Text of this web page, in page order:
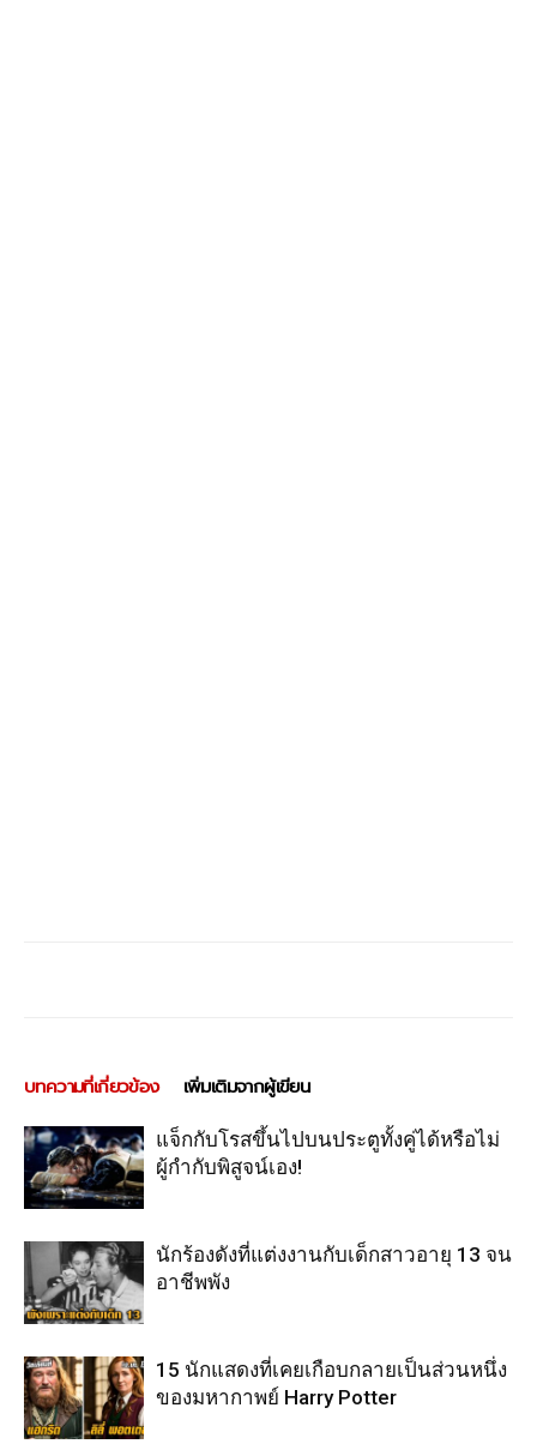
บทความที่เกี่ยวข้อง เพิ่มเติมจากผู้เขียน
แจ็กกับโรสขึ้นไปบนประตูทั้งคู่ได้หรือไม่
ผู้กำกับพิสูจน์เอง!
นักร้องดังที่แต่งงานกับเด็กสาวอายุ 13 จน
อาชีพพัง
15 นักแสดงที่เคยเกือบกลายเป็นส่วนหนึ่ง
ของมหากาพย์ Harry Potter